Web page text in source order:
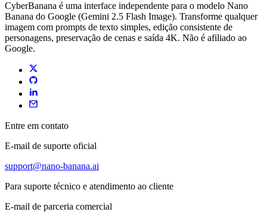
CyberBanana é uma interface independente para o modelo Nano
Banana do Google (Gemini 2.5 Flash Image). Transforme qualquer
imagem com prompts de texto simples, edição consistente de
personagens, preservação de cenas e saída 4K. Não é afiliado ao
Google.
Entre em contato
E-mail de suporte oficial
support@nano-banana.ai
Para suporte técnico e atendimento ao cliente
E-mail de parceria comercial